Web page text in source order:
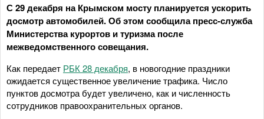
С 29 декабря на Крымском мосту планируется ускорить
досмотр автомобилей. Об этом сообщила пресс-служба
Министерства курортов и туризма после
межведомственного совещания.
Как передает РБК 28 декабря, в новогодние праздники
ожидается существенное увеличение трафика. Число
пунктов досмотра будет увеличено, как и численность
сотрудников правоохранительных органов.